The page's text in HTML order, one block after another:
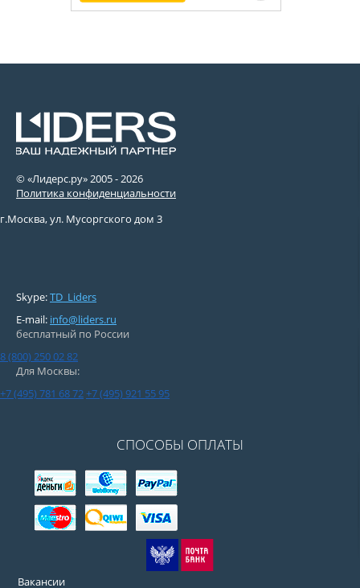
© «Лидерс.ру» 2005 -2026
Политика конфиденциальности
г.Москва, ул. Мусоргского дом 3
Skype:TD_Liders
E-mail: info@liders.ru
бесплатный по России
8 (800) 250 02 82
Для Москвы:
+7 (495) 781 68 72+7 (495) 921 55 95
СПОСОБЫ ОПЛАТЫ
Вакансии